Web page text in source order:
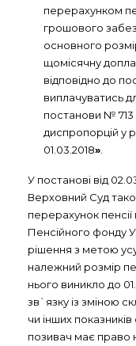
перерахунком
грошового
основного
щомісячну
відповідно до
виплачуватись
постанови №
диспропорцій у
01.03.2018»
У постанові від
Верховний Суд
перерахунок
Пенсійного фонду
рішення з метою
належний розмір
нього виникло до
зв`язку із зміною
чи інших
позивач має право